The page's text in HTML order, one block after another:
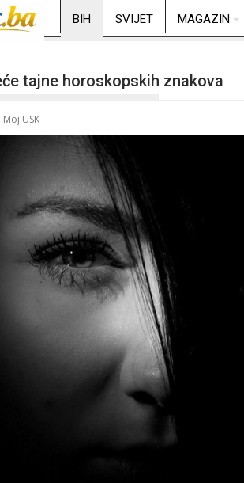
BIH SVIJET MAGAZIN
tajne horoskopskih znakova
Moj USK